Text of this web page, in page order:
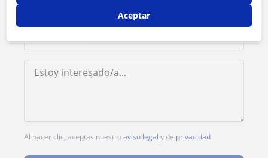
Al hacer clic, aceptas nuestroaviso legal y de privacidad
Aceptar